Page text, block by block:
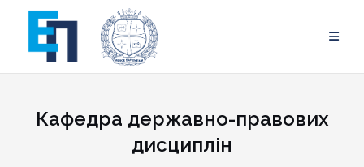
content
Кафедра державно-правових
дисциплін